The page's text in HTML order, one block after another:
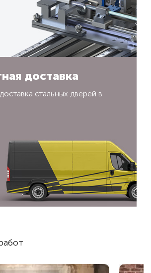
доставка
стальных дверей в